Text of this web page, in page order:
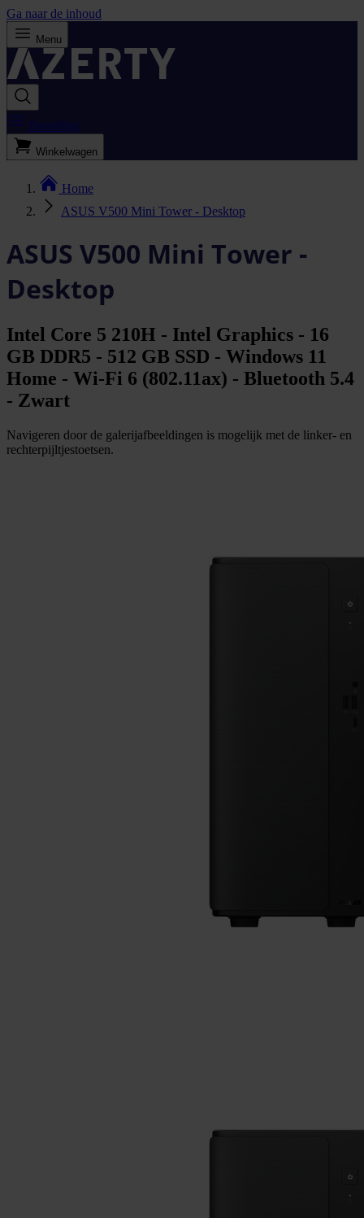
Ga naar de inhoud
Menu
Bestellijst
Winkelwagen
Home
ASUS V500 Mini Tower - Desktop
ASUS V500 Mini Tower -
Desktop
Intel Core 5 210H - Intel Graphics - 16
GB DDR5 - 512 GB SSD - Windows 11
Home - Wi-Fi 6 (802.11ax) - Bluetooth 5.4
- Zwart
Navigeren door de galerijafbeeldingen is mogelijk met de linker- en
rechterpijltjestoetsen.